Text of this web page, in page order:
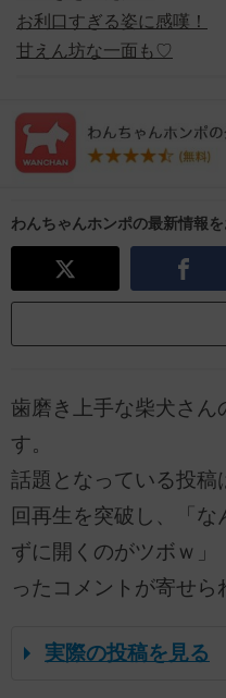
お利口すぎる姿に感嘆！
甘えん坊な一面も♡
わんちゃんホンポの最新情報
歯磨き上手な柴犬さん
す。
話題となっている投
回再生を突破し、「な
ずに開くのがツボｗ
ったコメントが寄せら
実際の投稿を見る